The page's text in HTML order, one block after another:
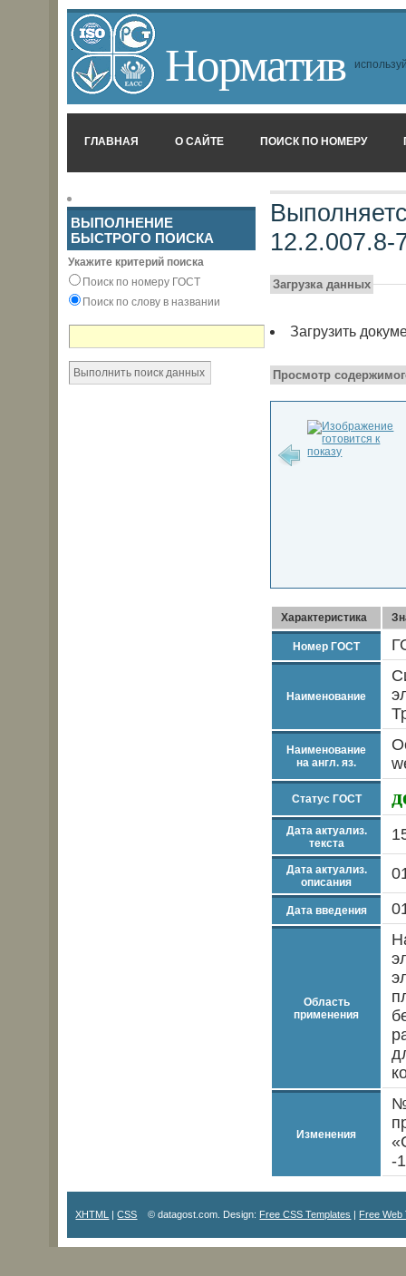
Норматив
ГЛАВНАЯ О САЙТЕ ПОИСК ПО НОМЕРУ
12.2.007.8-
Загрузка данных
Загрузить
Просмотр
Характеристика
Номер ГОСТ
Наименование
Наименование
на англ. яз.
Статус ГОСТ
Дата актуализ.
текста
Дата актуализ.
описания
Дата введения
Область
применения
Изменения
-
ВЫПОЛНЕНИЕ
БЫСТРОГО ПОИСКА
Укажите критерий поиска
Поиск по номеру ГОСТ
Поиск по слову в названии
XHTML |CSS © datagost.com. Design: Free CSS Templates | Free Web